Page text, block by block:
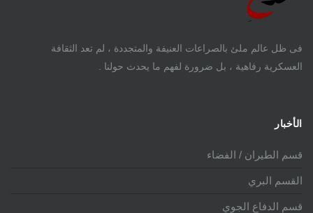
فى ظل عالم ملئ بالصراعات العنيفة والمتجددة ، لم تعد الثقافة
العسكرية رفاهية ، بل ضرورة لفهم ما يحدث حولنا .
الأخبار
قسم الطيران / الفضاء
القسم البري
قسم الدفاع الجوي